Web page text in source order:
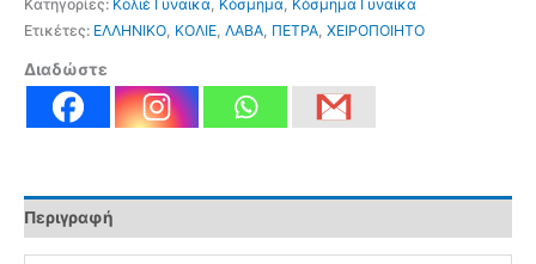
Κατηγορίες: Κολιέ Γυναικα, Κόσμημα, Κόσμημα Γυναίκα
Ετικέτες: ΕΛΛΗΝΙΚΟ, ΚΟΛΙΕ, ΛΑΒΑ, ΠΕΤΡΑ, ΧΕΙΡΟΠΟΙΗΤΟ
Διαδώστε
Περιγραφή